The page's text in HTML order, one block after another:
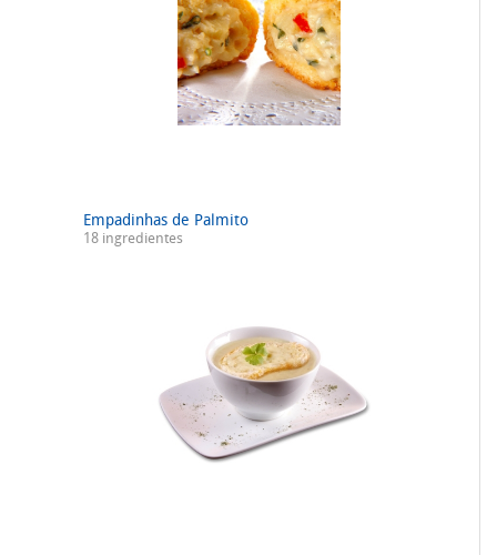
Empadinhas de Palmito
18 ingredientes